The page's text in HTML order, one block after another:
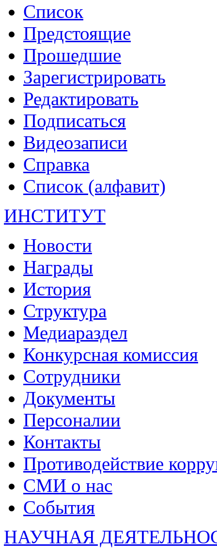
Список
Предстоящие
Прошедшие
Зарегистрировать
Редактировать
Подписаться
Видеозаписи
Справка
Список (алфавит)
ИНСТИТУТ
Новости
Награды
История
Структура
Медиараздел
Конкурсная комиссия
Сотрудники
Документы
Персоналии
Контакты
Противодействие
СМИ о нас
События
НАУЧНАЯ